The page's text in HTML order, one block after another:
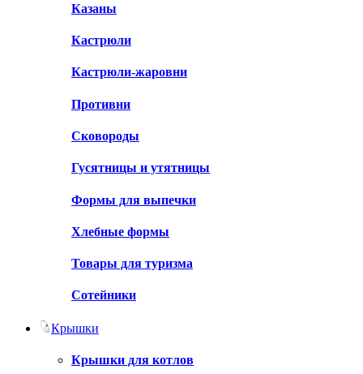
Казаны
Кастрюли
Кастрюли-жаровни
Противни
Сковороды
Гусятницы и утятницы
Формы для выпечки
Хлебные формы
Товары для туризма
Сотейники
Крышки
Крышки для котлов